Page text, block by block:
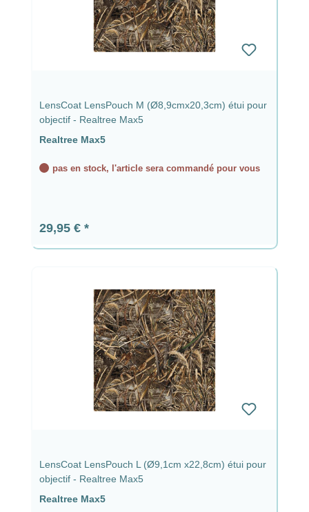
LensCoat LensPouch M (Ø8,9cmx20,3cm) étui pour
objectif - Realtree Max5
Realtree Max5
pas en stock, l'article sera commandé pour vous
Prix régulier :
29,95 €
LensCoat LensPouch L (Ø9,1cm x22,8cm) étui pour
objectif - Realtree Max5
Realtree Max5